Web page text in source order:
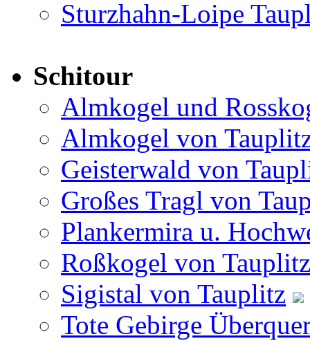
Sturzhahn-Loipe
Schitour
Almkogel und
Almkogel von
Geisterwald von
Großes Tragl von
Plankermira u.
Roßkogel von Tauplitz
Sigistal von Tauplitz
Tote Gebirge